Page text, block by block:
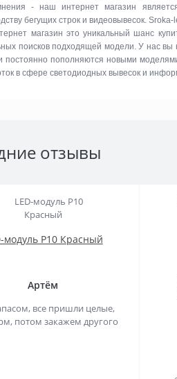
- наш интернет магазин
бегущих строк и видеовывесок.
магазин это уникальный шанс
поисков подходящей модели. У нас
постоянно пополняются новыми
в сфере светодиодных вывесок и
отзывы
модуль P10 Красный
Артём
все пришли целые,
потом закажем другого